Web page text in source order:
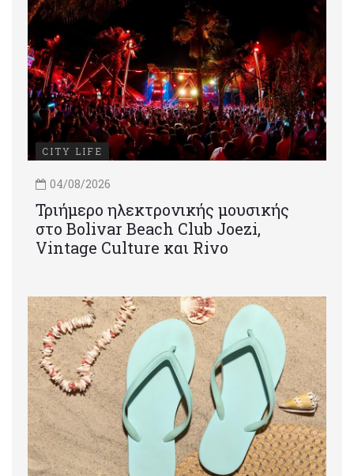
CITY LIFE
04/08/2026
Τριήμερο ηλεκτρονικής μουσικής
στο Bolivar Beach Club Joezi,
Vintage Culture και Rivo